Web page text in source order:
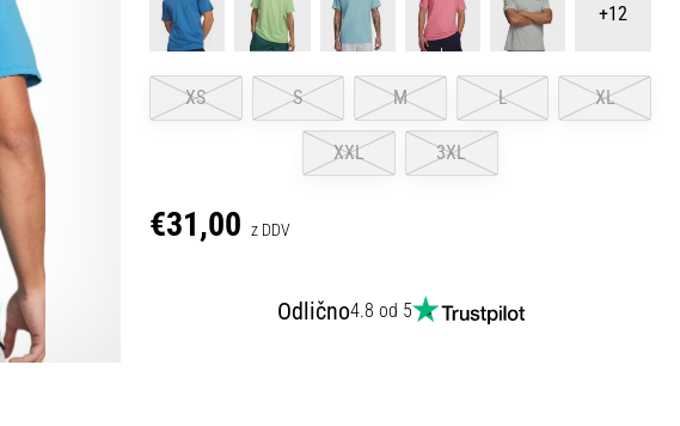
+12
XS S M L XL
XXL 3XL
€31,00 z DDV
Odlično4.8 od 5